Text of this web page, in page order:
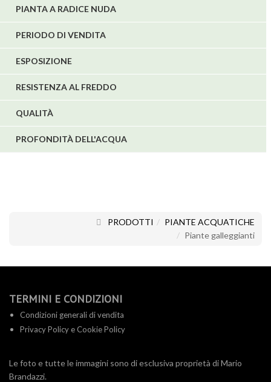
PIANTA A RADICE NUDA
PERIODO DI VENDITA
ESPOSIZIONE
RESISTENZA AL FREDDO
QUALITÀ
PROFONDITÀ DELL'ACQUA
PRODOTTI
PIANTE ACQUATICHE
Piante galleggianti
TERMINI E CONDIZIONI
Condizioni generali di vendita
Privacy Policy e Cookie Policy
Le foto e tutte le immagini sono di esclusiva proprietà di Mario
Brandazzi.